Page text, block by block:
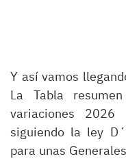
Y así vamos
La Tabla
variaciones 2026
siguiendo la ley
para unas